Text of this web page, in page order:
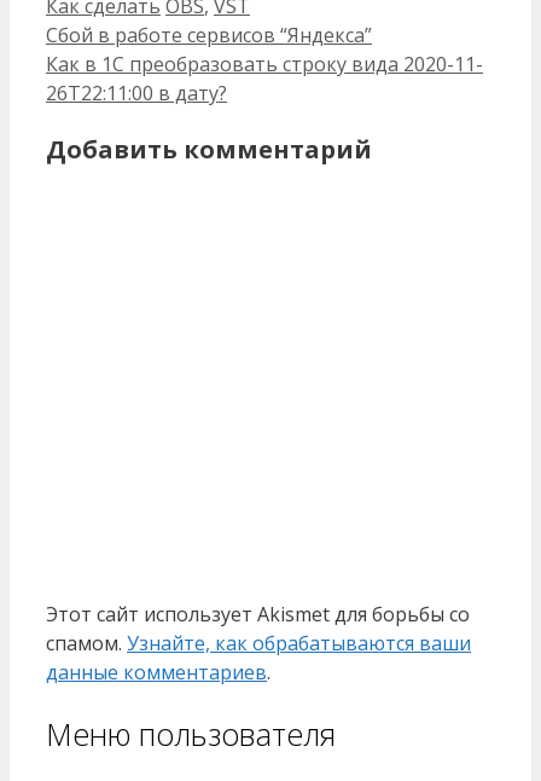
Как сделать OBS, VST
Сбой в работе сервисов “Яндекса”
Как в 1С преобразовать строку вида 2020-11-
26T22:11:00 в дату?
Добавить комментарий
Этот сайт использует Akismet для борьбы со
спамом. Узнайте, как обрабатываются ваши
данные комментариев.
Меню пользователя